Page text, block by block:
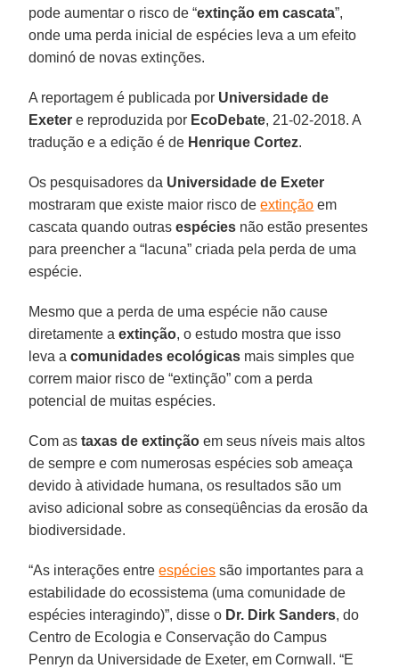
pode aumentar o risco de “extinção em cascata”,
onde uma perda inicial de espécies leva a um efeito
dominó de novas extinções.
A reportagem é publicada por Universidade de
Exeter e reproduzida por EcoDebate, 21-02-2018. A
tradução e a edição é de Henrique Cortez.
Os pesquisadores da Universidade de Exeter
mostraram que existe maior risco deextinção em
cascata quando outrasespécies não estão presentes
para preencher a “lacuna” criada pela perda de uma
espécie.
Mesmo que a perda de uma espécie não cause
diretamente aextinção, o estudo mostra que isso
leva acomunidades ecológicas mais simples que
correm maior risco de “extinção” com a perda
potencial de muitas espécies.
Com astaxas de extinção em seus níveis mais altos
de sempre e com numerosas espécies sob ameaça
devido à atividade humana, os resultados são um
aviso adicional sobre as conseqüências da erosão da
biodiversidade.
“As interações entreespécies são importantes para a
estabilidade do ecossistema (uma comunidade de
espécies interagindo)”, disse o Dr. Dirk Sanders, do
Centro de Ecologia e Conservação do Campus
Penryn da Universidade de Exeter, em Cornwall. “E